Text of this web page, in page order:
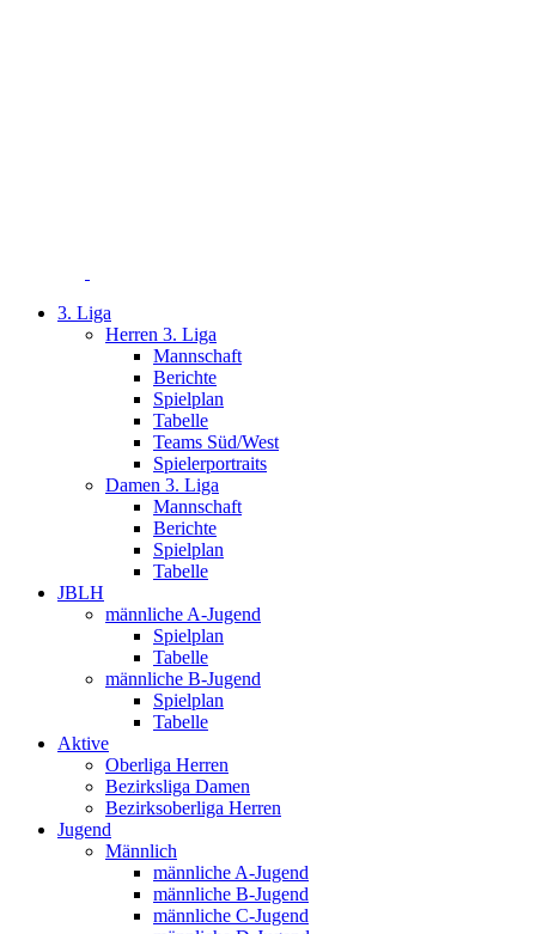
3. Liga
Herren 3. Liga
Mannschaft
Berichte
Spielplan
Tabelle
Teams Süd/West
Spielerportraits
Damen 3. Liga
Mannschaft
Berichte
Spielplan
Tabelle
JBLH
männliche A-Jugend
Spielplan
Tabelle
männliche B-Jugend
Spielplan
Tabelle
Aktive
Oberliga Herren
Bezirksliga Damen
Bezirksoberliga Herren
Jugend
Männlich
männliche A-Jugend
männliche B-Jugend
männliche C-Jugend